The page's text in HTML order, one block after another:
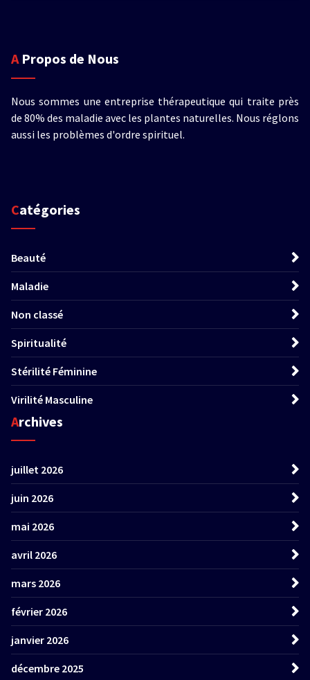
A Propos de Nous
Nous sommes une entreprise thérapeutique qui traite près
de 80% des maladie avec les plantes naturelles. Nous réglons
aussi les problèmes d'ordre spirituel.
Catégories
Beauté
Maladie
Non classé
Spiritualité
Stérilité Féminine
Virilité Masculine
Archives
juillet 2026
juin 2026
mai 2026
avril 2026
mars 2026
février 2026
janvier 2026
décembre 2025